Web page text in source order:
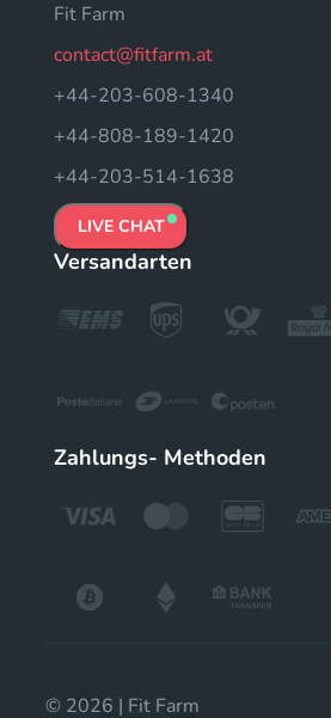
Fit Farm
contact@fitfarm.at
+44-203-608-1340
+44-808-189-1420
+44-203-514-1638
LIVE CHAT
Versandarten
Zahlungs- Methoden
© 2026 | Fit Farm